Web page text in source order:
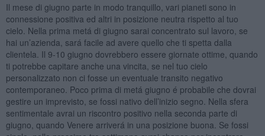
Il mese di giugno parte in modo tranquillo, vari pianeti sono in
connessione positiva ed altri in posizione neutra rispetto al tuo
cielo. Nella prima metá di giugno sarai concentrato sul lavoro, se
hai un’azienda, sará facile ad avere quello che ti spetta dalla
clientela. Il 9-10 giugno dovrebbero essere giornate ottime, quando
ti potrebbe capitare anche una vincita, se nel tuo cielo
personalizzato non ci fosse un eventuale transito negativo
contemporaneo. Poco prima di metá giugno é probabile che dovrai
gestire un imprevisto, se fossi nativo dell’inizio segno. Nella sfera
sentimentale avrai un riscontro positivo nella seconda parte di
giugno, quando Venere arriverá in una posizione buona. Se fossi